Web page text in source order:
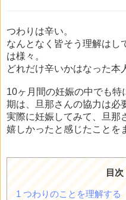
つわりは辛い。
なんとなく皆そう理解はし
は様々。
どれだけ辛いかはなった本
10ヶ月間の妊娠の中でも特
期は、旦那さんの協力は必
実際に妊娠してみて、旦那
嬉しかったと感じたことを
目次
1 つわりのことを理解する